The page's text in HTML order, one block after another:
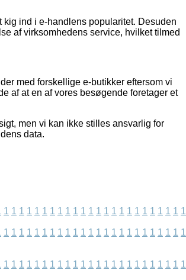
ind i e-handlens popularitet. Desuden
af virksomhedens service, hvilket tilmed
med forskellige e-butikker eftersom vi
af at en af vores besøgende foretager et
men vi kan ikke stilles ansvarlig for
data.
1 1 1 1 1 1 1 1 1 1 1 1 1 1 1 1 1 1 1 1 1 1 1 1
1 1 1 1 1 1 1 1 1 1 1 1 1 1 1 1 1 1 1 1 1 1 1 1
1 1 1 1 1 1 1 1 1 1 1 1 1 1 1 1 1 1 1 1 1 1 1 1